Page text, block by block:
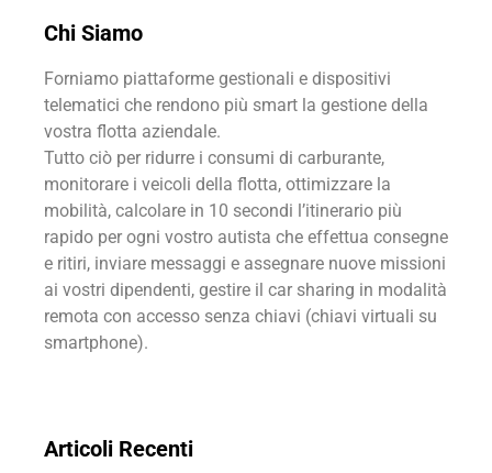
Chi Siamo
Forniamo piattaforme gestionali e dispositivi
telematici che rendono più smart la gestione della
vostra flotta aziendale.
Tutto ciò per ridurre i consumi di carburante,
monitorare i veicoli della flotta, ottimizzare la
mobilità, calcolare in 10 secondi l’itinerario più
rapido per ogni vostro autista che effettua consegne
e ritiri, inviare messaggi e assegnare nuove missioni
ai vostri dipendenti, gestire il car sharing in modalità
remota con accesso senza chiavi (chiavi virtuali su
smartphone).
Articoli Recenti